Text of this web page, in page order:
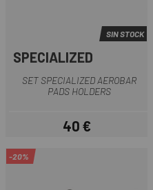
SIN STOCK
SPECIALIZED
SET SPECIALIZED AEROBAR
PADS HOLDERS
Precio
40 €
-20%